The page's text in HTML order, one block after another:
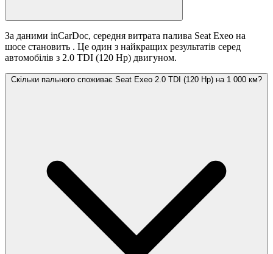
За даними inCarDoc, середня витрата палива Seat Exeo на
шосе становить . Це один з найкращих результатів серед
автомобілів з 2.0 TDI (120 Hp) двигуном.
Скільки пального споживає Seat Exeo 2.0 TDI (120 Hp) на 1 000 км?